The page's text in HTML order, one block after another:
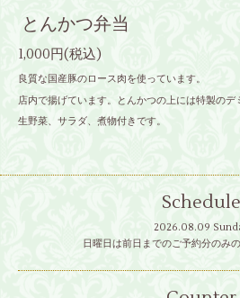
とんかつ弁当
1,000円(税込)
良質な国産豚のロース肉を使っています。
店内で揚げています。とんかつの上には特製のデ
生野菜、サラダ、煮物付きです。
Schedule
2026.08.09
日曜日は前日までのご予約分のみ